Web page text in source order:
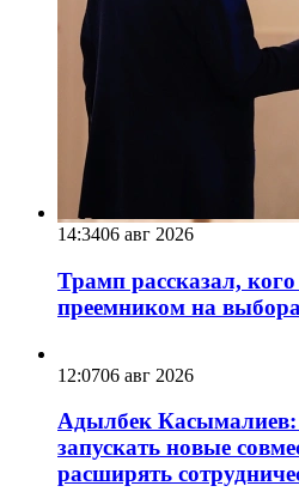
14:3406 авг 2026
Трамп рассказал,
преемником на
12:0706 авг 2026
Адылбек
запускать новые
расширять